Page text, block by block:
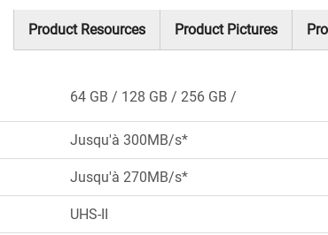
Product Resources Product Pictures
64 GB 128 GB 256 GB
Jusqu'à 300MB/s*
Jusqu'à 270MB/s*
UHS-II